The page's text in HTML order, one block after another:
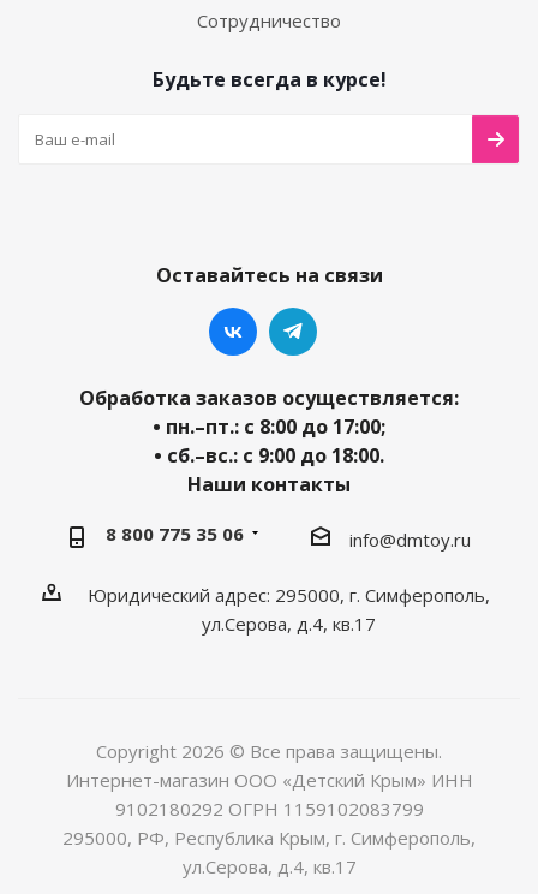
Сотрудничество
Будьте всегда в курсе!
Оставайтесь на связи
Обработка заказов осуществляется:
• пн.–пт.: с 8:00 до 17:00;
• сб.–вс.: с 9:00 до 18:00.
Наши контакты
8 800 775 35 06 info@dmtoy.ru
Юридический адрес: 295000, г. Симферополь,
ул.Серова, д.4, кв.17
Copyright 2026 © Все права защищены.
Интернет-магазин ООО «Детский Крым» ИНН
9102180292 ОГРН 1159102083799
295000, РФ, Республика Крым, г. Симферополь,
ул.Серова, д.4, кв.17